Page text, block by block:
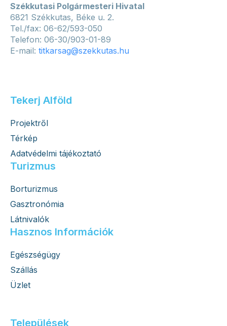
Székkutasi Polgármesteri Hivatal
6821 Székkutas, Béke u. 2.
Tel./fax: 06-62/593-050
Telefon: 06-30/903-01-89
E-mail: titkarsag@szekkutas.hu
Tekerj Alföld
Projektről
Térkép
Adatvédelmi tájékoztató
Turizmus
Borturizmus
Gasztronómia
Látnivalók
Hasznos Információk
Egészségügy
Szállás
Üzlet
Települések